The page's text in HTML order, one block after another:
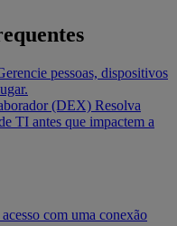
pessoas, dispositivos
(DEX) Resolva
TI antes que impactem a
com uma conexão